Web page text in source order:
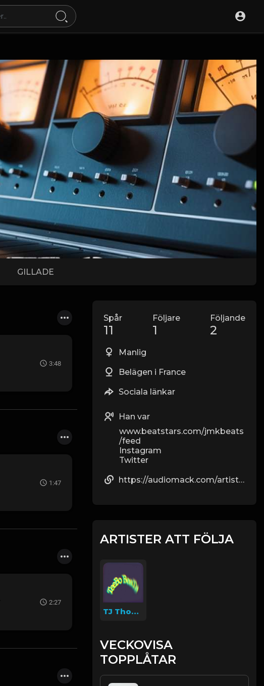
GILLADE
3:48
1:47
2:27
Spår
11
Följare
1
Följande
2
Manlig
Belägen i France
Sociala länkar
Han var
www.beatstars.com/jmkbeats
/feed
Instagram
Twitter
https://audiomack.com/artist/jmkbeats
ARTISTER ATT FÖLJA
TJ Thomas
VECKOVISA
TOPPLÅTAR